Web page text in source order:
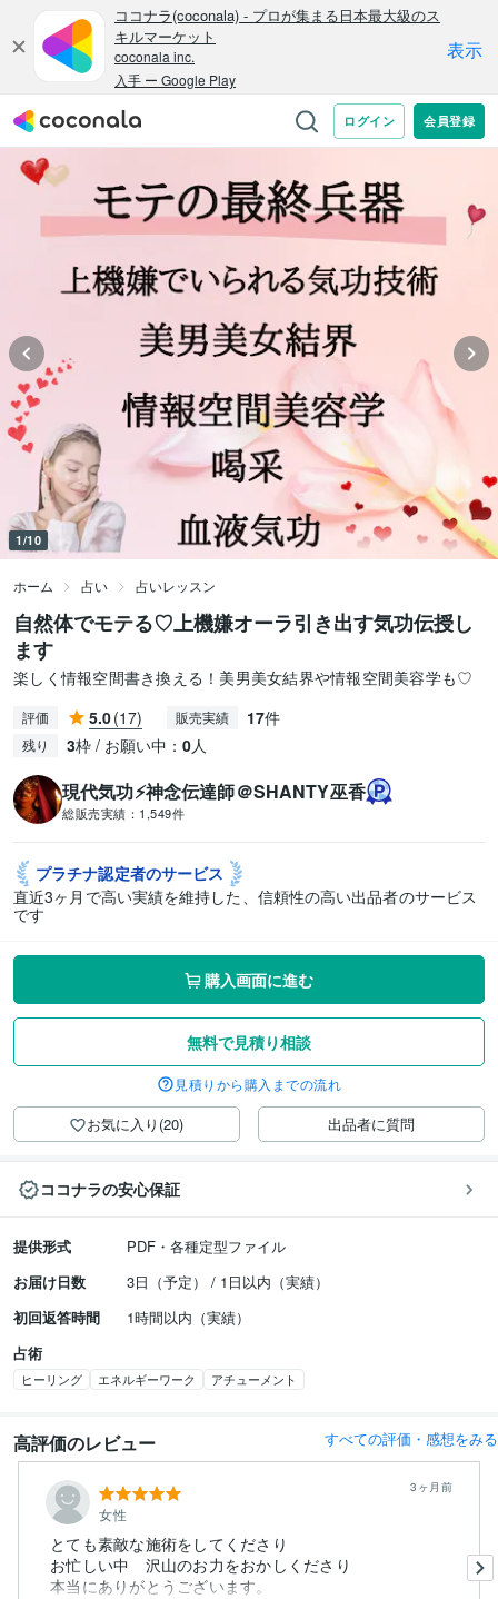
1/10
ホーム 占い 占いレッスン
自然体でモテる♡上機嫌オーラ引き出す気功伝授し
ます
楽しく情報空間書き換える！美男美女結界や情報空間美容学も♡
評価 5.0(17) 販売実績 17件
残り 3枠 / お願い中： 0人
現代気功⚡神念伝達師＠SHANTY巫香
総販売実績： 1,549件
プラチナ認定者のサービス
直近3ヶ月で高い実績を維持した、信頼性の高い出品者のサービス
です
購入画面に進む
無料で見積り相談
見積りから購入までの流れ
お気に入り(20) 出品者に質問
ココナラの安心保証
提供形式
PDF・各種定型ファイル
お届け日数
3日（予定） / 1日以内（実績）
初回返答時間
1時間以内（実績）
占術
ヒーリング エネルギーワーク アチューメント
高評価のレビュー すべての評価・感想をみる
女性
3ヶ月前
とても素敵な施術をしてくださり
お忙しい中 沢山のお力をおかしくださり
本当にありがとうございます。